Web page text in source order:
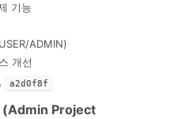
기능
ADMIN)
개선
, a2d0f8f
(Admin Project